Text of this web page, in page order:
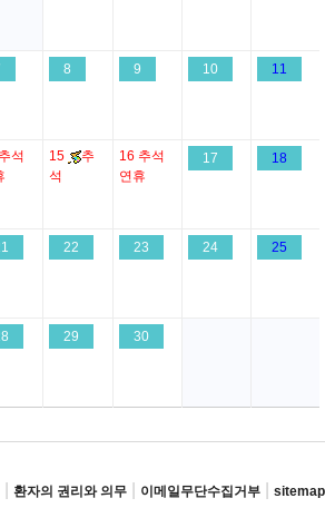
8 9 10 11
추석
15
추
석
16 추석
연휴
17 18
22 23 24 25
29 30
환자의 권리와 의무 이메일무단수집거부 sitemap